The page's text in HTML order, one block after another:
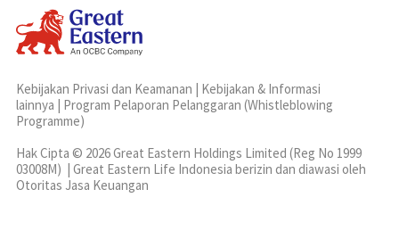
Kebijakan Privasi dan Keamanan
Kebijakan & Informasi
lainnya
Program Pelaporan Pelanggaran (Whistleblowing
Programme)
Hak Cipta © 2026 Great Eastern Holdings Limited (Reg No 1999
03008M) | Great Eastern Life Indonesia berizin dan diawasi oleh
Otoritas Jasa Keuangan